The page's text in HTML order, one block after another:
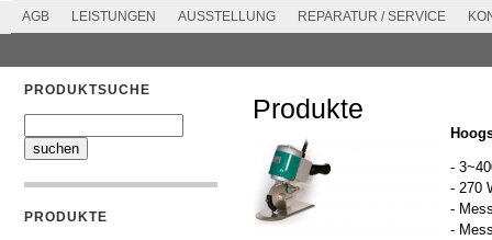
AGB LEISTUNGEN AUSSTELLUNG REPARATUR / SERVICE
PRODUKTSUCHE
PRODUKTE
Produkte
-
- 270
-
-